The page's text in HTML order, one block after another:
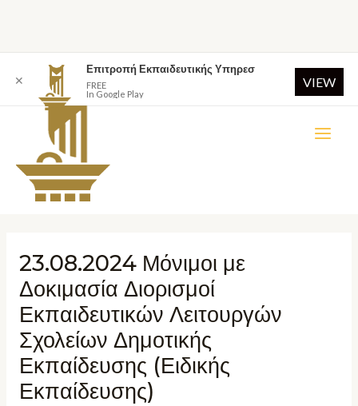
23.08.2024 Μόνιμοι με
Δοκιμασία Διορισμοί
Εκπαιδευτικών Λειτουργών
Σχολείων Δημοτικής
Εκπαίδευσης (Ειδικής
Εκπαίδευσης)
✕
Επιτροπή Εκπαιδευτικής Υπηρεσ
FREE
In Google Play
VIEW